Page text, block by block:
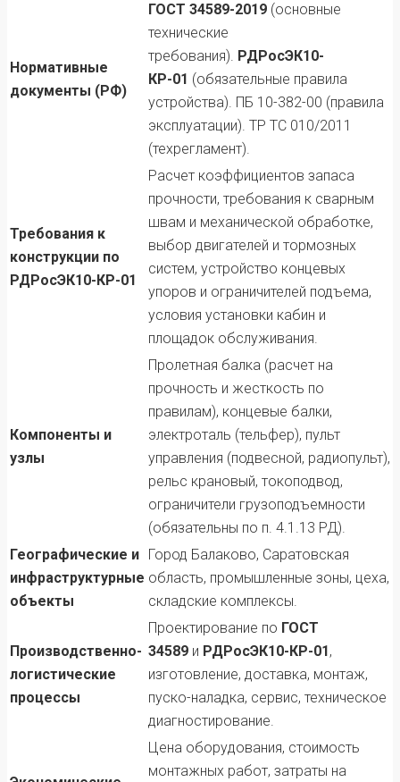
Нормативные
документы (РФ)
ГОСТ 34589-2019 (основные
технические
требования). РДРосЭК10-
КР-01 (обязательные правила
устройства). ПБ 10-382-00 (правила
эксплуатации). ТР ТС 010/2011
(техрегламент).
Требования к
конструкции по
РДРосЭК10-КР-01
Расчет коэффициентов запаса
прочности, требования к сварным
швам и механической обработке,
выбор двигателей и тормозных
систем, устройство концевых
упоров и ограничителей подъема,
условия установки кабин и
площадок обслуживания.
Компоненты и
узлы
Пролетная балка (расчет на
прочность и жесткость по
правилам), концевые балки,
электроталь (тельфер), пульт
управления (подвесной, радиопульт),
рельс крановый, токоподвод,
ограничители грузоподъемности
(обязательны по п. 4.1.13 РД).
Географические и
инфраструктурные
объекты
Город Балаково, Саратовская
область, промышленные зоны, цеха,
складские комплексы.
Производственно-
логистические
процессы
Проектирование по ГОСТ
34589 и РДРосЭК10-КР-01,
изготовление, доставка, монтаж,
пуско-наладка, сервис, техническое
диагностирование.
Цена оборудования, стоимость
монтажных работ, затраты на